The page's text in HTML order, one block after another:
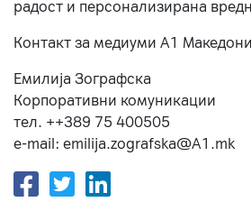
радост и персонализирана
Контакт за медиуми А1
Емилија Зографска
Корпоративни комуникации
тел. ++389 75 400505
e-mail: emilija.zografska@A1.mk